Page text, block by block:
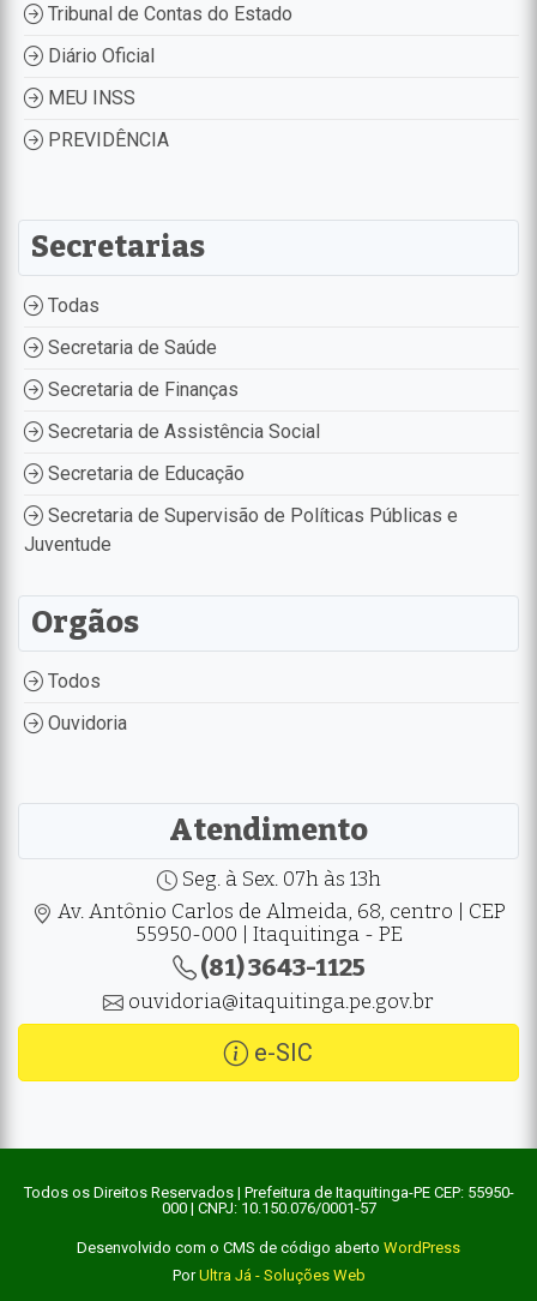
Tribunal de Contas do Estado
Diário Oficial
MEU INSS
PREVIDÊNCIA
Secretarias
Todas
Secretaria de Saúde
Secretaria de Finanças
Secretaria de Assistência Social
Secretaria de Educação
Secretaria de Supervisão de Políticas Públicas e
Juventude
Orgãos
Todos
Ouvidoria
Atendimento
Seg. à Sex. 07h às 13h
Av. Antônio Carlos de Almeida, 68, centro | CEP
55950-000 | Itaquitinga - PE
(81) 3643-1125
ouvidoria@itaquitinga.pe.gov.br
e-SIC
Todos os Direitos Reservados | Prefeitura de Itaquitinga-PE CEP: 55950-
000 | CNPJ: 10.150.076/0001-57
Desenvolvido com o CMS de código aberto WordPress
PorUltra Já - Soluções Web